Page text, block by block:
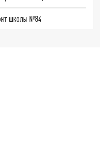
школы №84